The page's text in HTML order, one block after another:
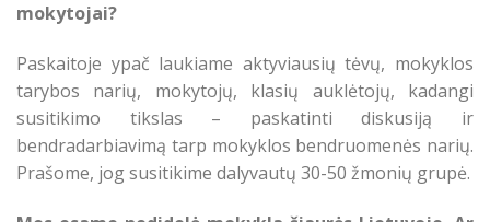
mokytojai?
Paskaitoje ypač laukiame aktyviausių tėvų, mokyklos
tarybos narių, mokytojų, klasių auklėtojų, kadangi
susitikimo tikslas – paskatinti diskusiją ir
bendradarbiavimą tarp mokyklos bendruomenės narių.
Prašome, jog susitikime dalyvautų 30-50 žmonių grupė.